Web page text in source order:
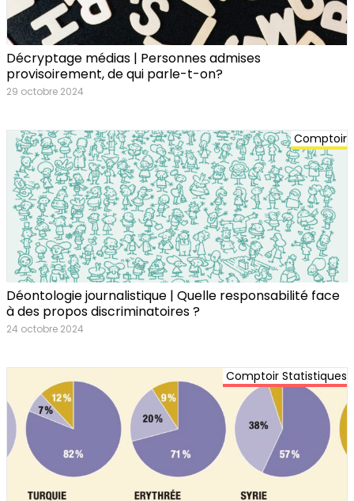
Décryptage médias | Personnes admises
provisoirement, de qui parle-t-on?
29 octobre 2024
Comptoir
Déontologie journalistique | Quelle responsabilité face
à des propos discriminatoires ?
24 octobre 2024
Comptoir Statistiques